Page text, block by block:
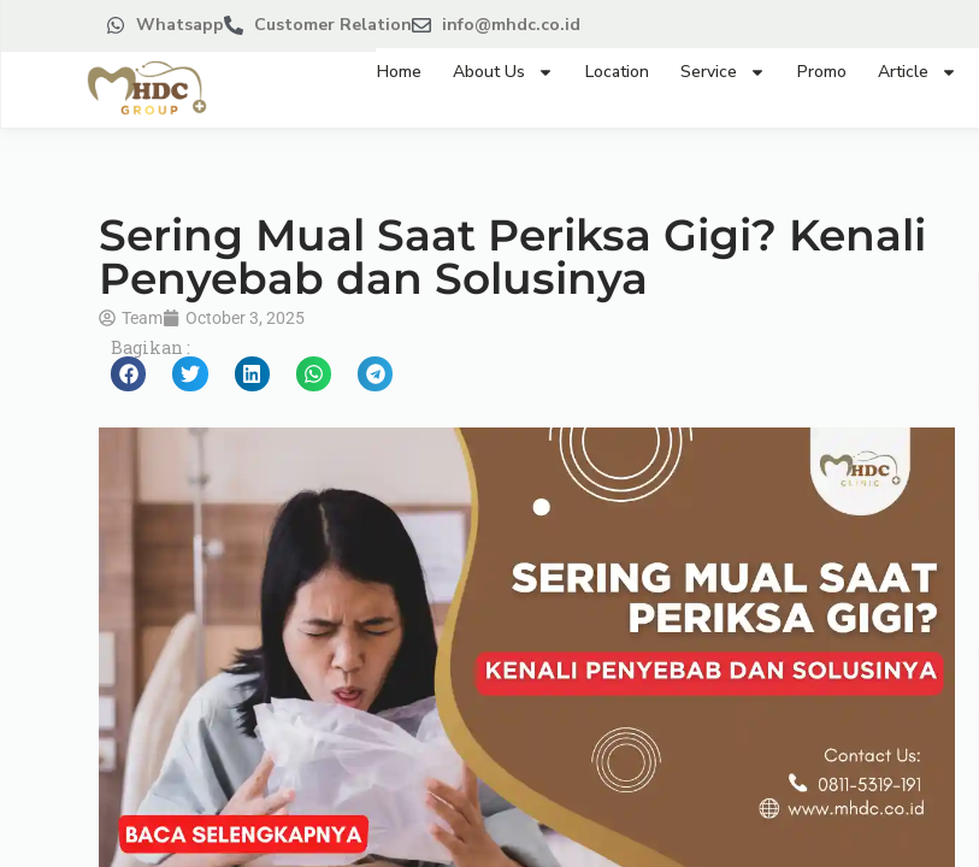
Whatsapp Customer Relation info@mhdc.co.id
Home About Us Location Service Promo Article
Sering Mual Saat Periksa Gigi? Kenali
Penyebab dan Solusinya
Team October 3, 2025
Bagikan :